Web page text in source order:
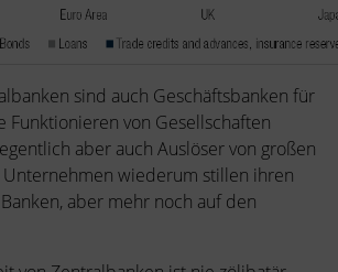
sind auch Geschäftsbanken für
Funktionieren von Gesellschaften
aber auch Auslöser von großen
wiederum stillen ihren
aber mehr noch auf den